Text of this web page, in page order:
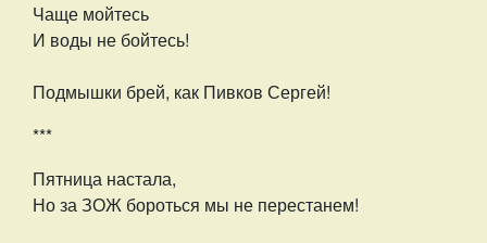
Чаще мойтесь
И воды не бойтесь!
Подмышки брей, как Пивков Сергей!
***
Пятница настала,
Но за ЗОЖ бороться мы не перестанем!